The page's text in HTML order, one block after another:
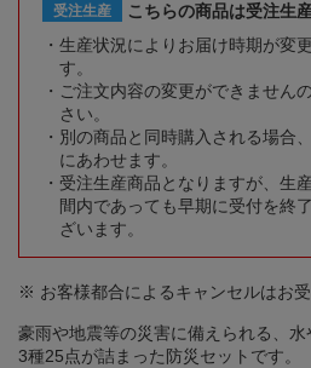
受注生産
こちらの商品は受注生
生産状況によりお届け時期が変
す。
ご注文内容の変更ができません
さい。
別の商品と同時購入される場合
にあわせます。
受注生産商品となりますが、生
間内であっても早期に受付を終
ざいます。
※ お客様都合によるキャンセルはお受
豪雨や地震等の災害に備えられる、
3種25点が詰まった防災セットです。